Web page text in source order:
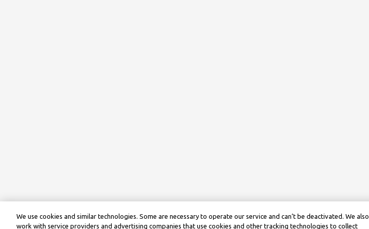
We use cookies and similar technologies. Some are necessary to operate our service and can’t be deactivated. We also
work with service providers and advertising companies that use cookies and other tracking technologies to collect